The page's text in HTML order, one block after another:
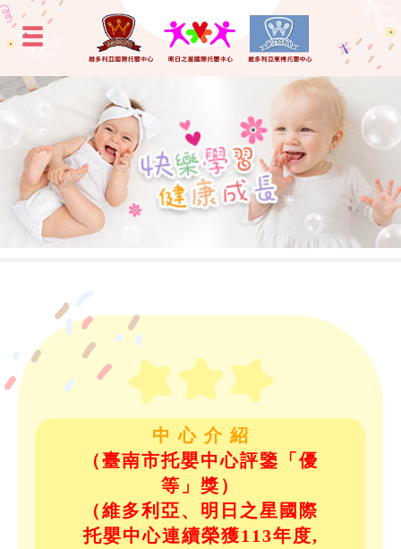
中 心 介 紹
（臺南市托嬰中心評鑒「優
等」獎）
（維多利亞、明日之星國際
托嬰中心連續榮獲113年度,